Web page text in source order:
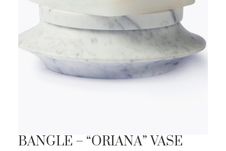
BANGLE – “ORIANA” VASE